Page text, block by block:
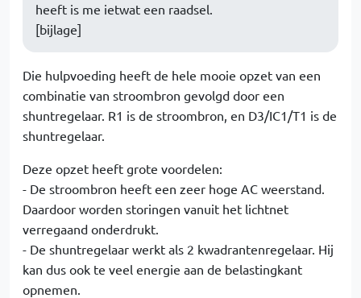
heeft is me ietwat een raadsel.
[bijlage]
Die hulpvoeding heeft de hele mooie opzet van een
combinatie van stroombron gevolgd door een
shuntregelaar. R1 is de stroombron, en D3/IC1/T1 is de
shuntregelaar.
Deze opzet heeft grote voordelen:
- De stroombron heeft een zeer hoge AC weerstand.
Daardoor worden storingen vanuit het lichtnet
verregaand onderdrukt.
- De shuntregelaar werkt als 2 kwadrantenregelaar. Hij
kan dus ook te veel energie aan de belastingkant
opnemen.